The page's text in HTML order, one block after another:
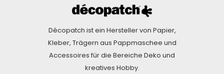
Décopatch ist ein Hersteller von Papier,
Kleber, Trägern aus Pappmaschee und
Accessoires für die Bereiche Deko und
kreatives Hobby.